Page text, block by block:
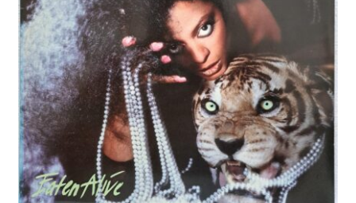
Listă produse
Oferta lunii
Contul meu
Blog
lei0,00